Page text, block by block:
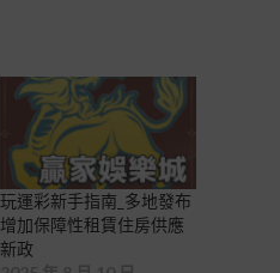
玩運彩新手指南_多地發布
增加保障性租賃住房供應
新政